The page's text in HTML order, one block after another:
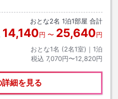
おとな2名 1泊1部屋 合計
14,140円 〜 25,640円
おとな1名 (2名1室)｜ 1泊
税込 7,070円〜12,820円
細を見る